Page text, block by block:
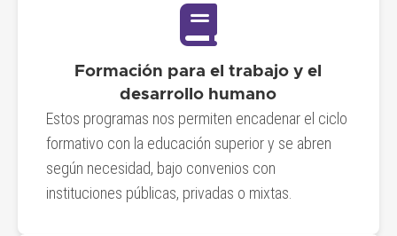
Formación para el trabajo y el
desarrollo humano
Estos programas nos permiten encadenar el ciclo
formativo con la educación superior y se abren
según necesidad, bajo convenios con
instituciones públicas, privadas o mixtas.